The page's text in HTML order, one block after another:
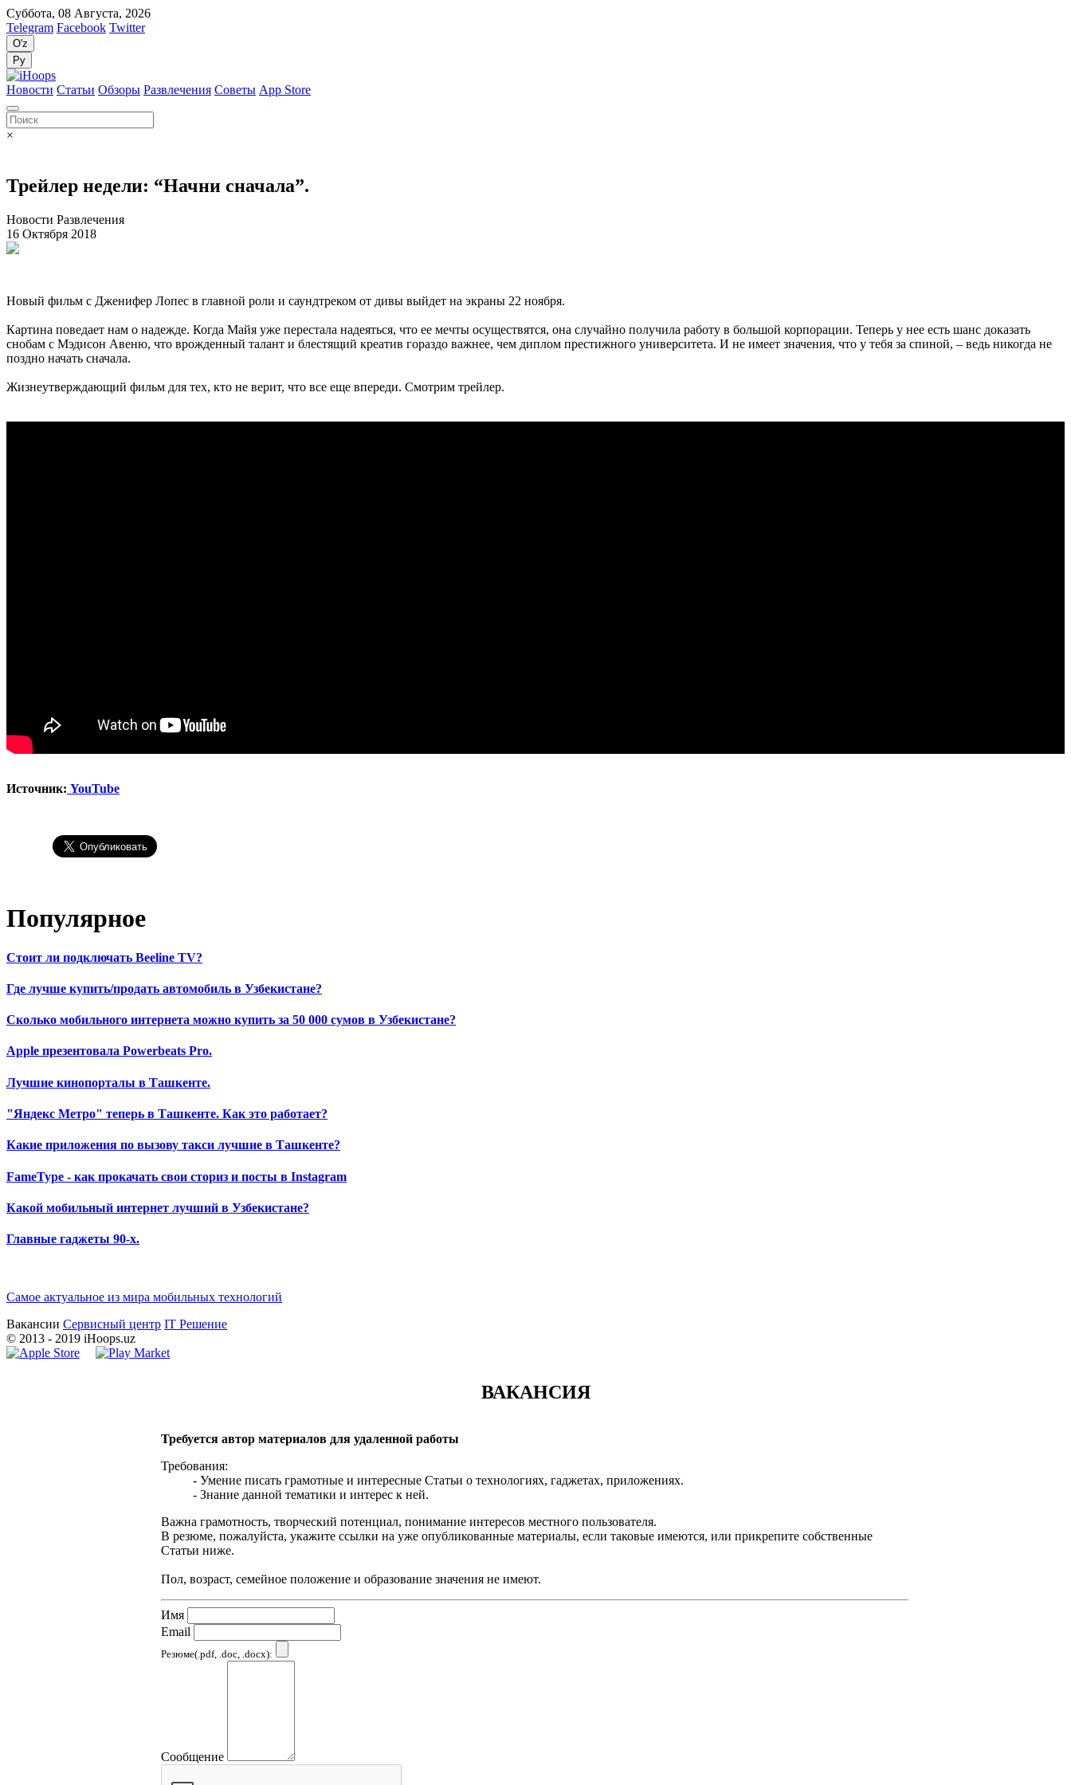
Суббота, 08 Августа, 2026
Telegram Facebook Twitter
O'z
Ру
Новости Статьи Обзоры Развлечения Советы App Store
×
Трейлер недели: “Начни сначала”.
Новости Развлечения
16 Октября 2018
Новый фильм с Дженифер Лопес в главной роли и саундтреком от дивы выйдет на экраны 22 ноября.
Картина поведает нам о надежде. Когда Майя уже перестала надеяться, что ее мечты осуществятся, она случайно получила работу в большой корпорации. Теперь у нее есть шанс доказать
снобам с Мэдисон Авеню, что врожденный талант и блестящий креатив гораздо важнее, чем диплом престижного университета. И не имеет значения, что у тебя за спиной, – ведь никогда не
поздно начать сначала.
Жизнеутверждающий фильм для тех, кто не верит, что все еще впереди. Смотрим трейлер.
Источник: YouTube
Популярное
Стоит ли подключать Beeline TV?
Где лучше купить/продать автомобиль в Узбекистане?
Сколько мобильного интернета можно купить за 50 000 сумов в Узбекистане?
Apple презентовала Powerbeats Pro.
Лучшие кинопорталы в Ташкенте.
"Яндекс Метро" теперь в Ташкенте. Как это работает?
Какие приложения по вызову такси лучшие в Ташкенте?
FameType - как прокачать свои сториз и посты в Instagram
Какой мобильный интернет лучший в Узбекистане?
Главные гаджеты 90-х.
Самое актуальное из мира мобильных технологий
Вакансии Сервисный центр IT Решение
© 2013 - 2019 iHoops.uz
ВАКАНСИЯ
Требуется автор материалов для удаленной работы
Требования:
- Умение писать грамотные и интересные Статьи о технологиях, гаджетах, приложениях.
- Знание данной тематики и интерес к ней.
Важна грамотность, творческий потенциал, понимание интересов местного пользователя.
В резюме, пожалуйста, укажите ссылки на уже опубликованные материалы, если таковые имеются, или прикрепите собственные
Статьи ниже.
Пол, возраст, семейное положение и образование значения не имеют.
Имя
Email
Резюме(.pdf, .doc, .docx):
Сообщение